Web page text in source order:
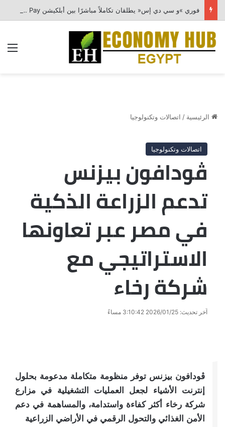
فوري »و سي دي إس« يطلقان تكاملاً مباشرًا بين أبلكيشن Tap N Pay ونظام Odoo
الرئيسية / اتصالات وتكنولوجيا
اتصالات وتكنولوجيا
ڤودافون بيزنس
تدعم الزراعة الذكية
في مصر عبر تعاونها
الاستراتيجي مع
شركة رخاء
آخر تحديث: 2026/01/25 3:10:42 مساءً
ڤودافون بيزنس توفر منظومة متكاملة مدعومة بحلول
إنترنت الأشياء لجعل العمليات التشغيلية في مزارع
شركة رخاء أكثر كفاءة واستدامة، والمساهمة في دعم
الأمن الغذائي والتحول الرقمي في الأراضي الزراعية